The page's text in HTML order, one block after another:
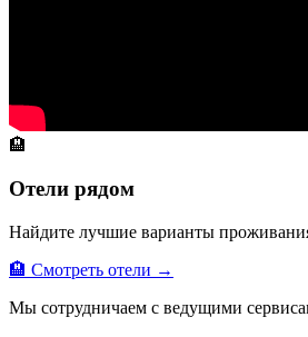
🏨
Отели рядом
Найдите лучшие варианты
🏨 Смотреть отели →
Мы сотрудничаем с ведущими